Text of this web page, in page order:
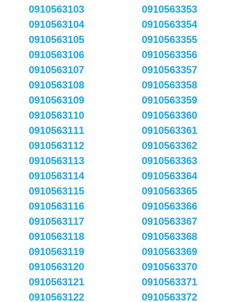
0910563103
0910563104
0910563105
0910563106
0910563107
0910563108
0910563109
0910563110
0910563111
0910563112
0910563113
0910563114
0910563115
0910563116
0910563117
0910563118
0910563119
0910563120
0910563121
0910563122
0910563353
0910563354
0910563355
0910563356
0910563357
0910563358
0910563359
0910563360
0910563361
0910563362
0910563363
0910563364
0910563365
0910563366
0910563367
0910563368
0910563369
0910563370
0910563371
0910563372